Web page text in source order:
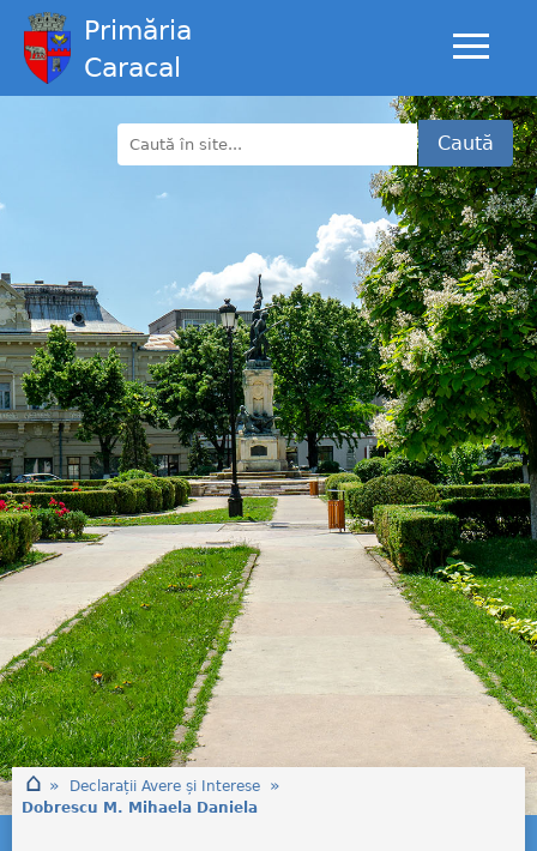
Primăria
Caracal
Caută
⌂ » Declarații Avere și Interese »
Dobrescu M. Mihaela Daniela